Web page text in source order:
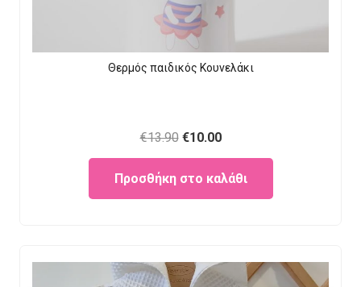
Θερμός παιδικός Κουνελάκι
€13.90 Original
price
was:
€10.00Current
price
is:
Προσθήκη στο καλάθι